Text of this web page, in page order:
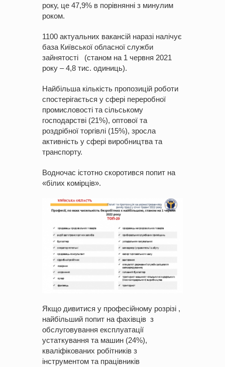
року, це 47,9% в порівнянні з минулим
роком.
1100 актуальних вакансій наразі налічує
база Київської обласної служби
зайнятості (станом на 1 червня 2021
року – 4,8 тис. одиниць).
Найбільша кількість пропозицій роботи
спостерігається у сфері переробної
промисловості та сільському
господарстві (21%), оптової та
роздрібної торгівлі (15%), зросла
активність у сфері виробництва та
транспорту.
Водночас істотно скоротився попит на
«білих комірців».
Якщо дивитися у професійному розрізі ,
найбільший попит на фахівців з
обслуговування експлуатації
устаткування та машин (24%),
кваліфікованих робітників з
інструментом та працівників